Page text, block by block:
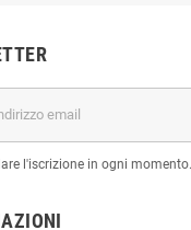
l'iscrizione in ogni